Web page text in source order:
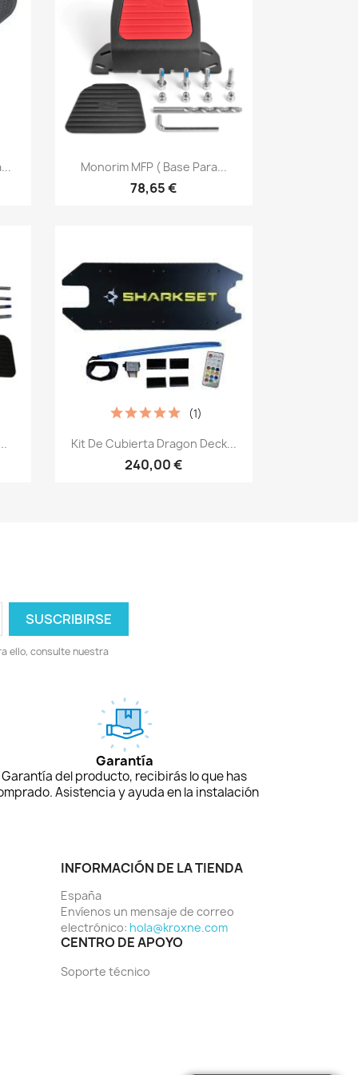
Vista rápida
Monorim MFP ( Base Para...
78,65 €
Vista rápida
Kit De Cubierta Dragon Deck...
240,00 €
(1)
ello, consulte nuestra
Garantía
Garantía del producto, recibirás lo que has
Asistencia y ayuda en la instalación
INFORMACIÓN DE LA TIENDA
España
Envíenos un mensaje de correo
electrónico: hola@kroxne.com
CENTRO DE APOYO
Soporte técnico